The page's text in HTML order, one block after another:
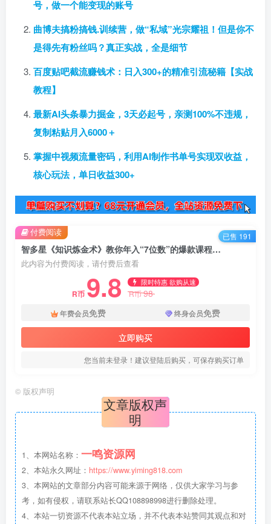
号，做一个能变现的账号
曲博夫搞粉搞钱.训续营，做“私域”光宗耀祖！但是你不
是得先有粉丝吗？真正实战，全是细节
百度贴吧截流赚钱术：日入300+的精准引流秘籍【实战
教程】
最新AI头条暴力掘金，3天必起号，亲测100%不违规，
复制粘贴月入6000＋
掌握中视频流量密码，利用AI制作书单号实现双收益，
核心玩法，单日收益300+
智多星《知识炼金术》教你年入“7位数”的爆款课程 (全集录音+文档+导图)
此内容为付费阅读，请付费后查看
R币 9.8 限时特惠 欲购从速
R币98
年费会员免费 终身会员免费
立即购买
您当前未登录！建议登陆后购买，可保存购买订单
付费阅读 已售 191
© 版权声明
文章版权声
明
1、本网站名称： 一鸣资源网
2、本站永久网址： https://www.yiming818.com
3、本网站的文章部分内容可能来源于网络，仅供大家学习与参
考，如有侵权，请联系站长QQ108898998进行删除处理。
4、本站一切资源不代表本站立场，并不代表本站赞同其观点和对